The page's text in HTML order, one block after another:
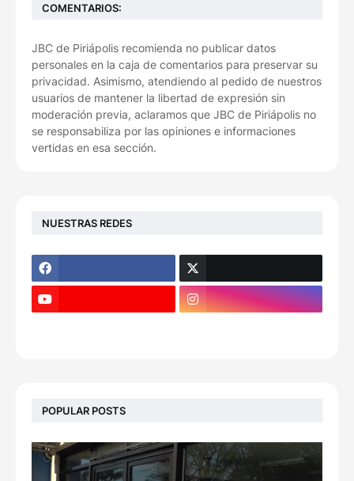
COMENTARIOS:
JBC de Piriápolis recomienda no publicar datos
personales en la caja de comentarios para preservar su
privacidad. Asimismo, atendiendo al pedido de nuestros
usuarios de mantener la libertad de expresión sin
moderación previa, aclaramos que JBC de Piriápolis no
se responsabiliza por las opiniones e informaciones
vertidas en esa sección.
NUESTRAS REDES
POPULAR POSTS